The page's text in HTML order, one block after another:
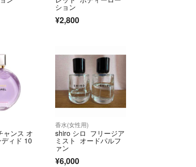
すが、天然香料のエッセンスをなるべく
発生しやすく、澱を抑えすぎると、せっ
キズや汚れの見落としがあるかも知れな
うえ、気になる事かあれば、ご購入前に
入後には対応出来ません。最後までご覧
した。(^^)
ション
¥2,800
ャンス オ
ィド 10
香水(女性用)
shiro シロ フリージア
ミスト オードパルフ
ァン
¥6,000